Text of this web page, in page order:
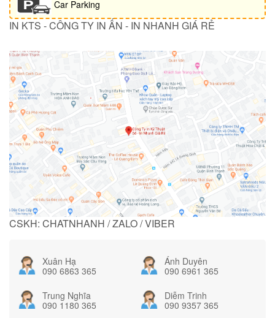
Car Parking
IN KTS - CÔNG TY IN ẤN - IN NHANH GIÁ RẺ
CSKH: CHATNHANH / ZALO / VIBER
Xuân Hạ
090 6863 365
Ánh Duyên
090 6961 365
Trung Nghĩa
090 1180 365
Diễm Trinh
090 9357 365